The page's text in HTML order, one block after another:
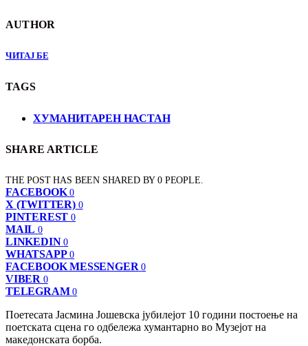
AUTHOR
ЧИТАЈ БЕ
TAGS
ХУМАНИТАРЕН НАСТАН
SHARE ARTICLE
THE POST HAS BEEN SHARED BY0 PEOPLE.
FACEBOOK 0
X (TWITTER) 0
PINTEREST 0
MAIL 0
LINKEDIN 0
WHATSAPP 0
FACEBOOK MESSENGER 0
VIBER 0
TELEGRAM 0
Поетесата Јасмина Јошевска јубилејот 10 години постоење на
поетската сцена го одбележа хумантарно во Музејот на
македонската борба.